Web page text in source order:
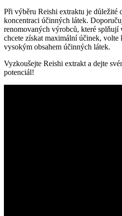
Při výběru Reishi extraktu je důležité
koncentraci účinných látek.
renomovaných výrobců, které splňují
chcete získat maximální účinek, volte
vysokým obsahem účinných látek.
Vyzkoušejte Reishi extrakt a dejte
potenciál!